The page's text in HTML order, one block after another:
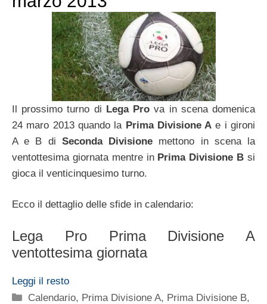
Il prossimo turno di Lega Pro va in scena domenica
24 maro 2013 quando la Prima Divisione A e i gironi
A e B di Seconda Divisione mettono in scena la
ventottesima giornata mentre in Prima Divisione B si
gioca il venticinquesimo turno.
Ecco il dettaglio delle sfide in calendario:
Lega Pro Prima Divisione A
ventottesima giornata
Leggi il resto
Categorie
Calendario, Prima Divisione A, Prima Divisione B,